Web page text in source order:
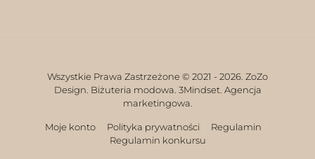
Wszystkie Prawa Zastrzeżone © 2021 - 2026. ZoZo
Design. Biżuteria modowa. 3Mindset. Agencja
marketingowa.
Moje konto Polityka prywatności
Regulamin
Regulamin konkursu